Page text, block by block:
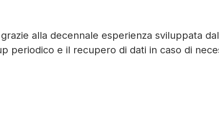
alla decennale esperienza sviluppata
periodico e il recupero di dati in caso di